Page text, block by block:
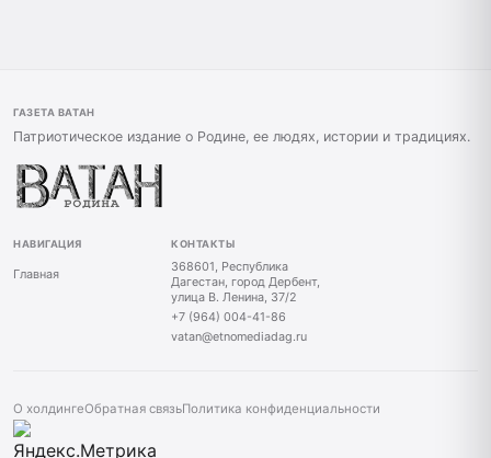
ГАЗЕТА ВАТАН
Патриотическое издание о Родине, ее людях, истории и традициях.
НАВИГАЦИЯ
Главная
КОНТАКТЫ
368601, Республика
Дагестан, город Дербент,
улица В. Ленина, 37/2
+7 (964) 004-41-86
vatan@etnomediadag.ru
О холдингеОбратная связьПолитика конфиденциальности